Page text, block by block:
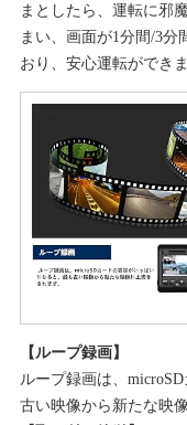
まとしたら、運転に邪
まい、画面が1分間/3
おり、安心運転ができま
【ループ録画】
ループ録画は、
古い映像から新たな映